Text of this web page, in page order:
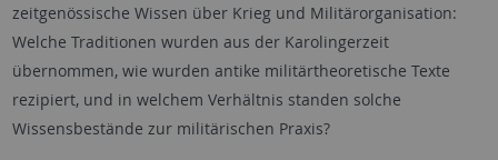
zeitgenössische Wissen über Krieg und Militärorganisation:
Welche Traditionen wurden aus der Karolingerzeit
übernommen, wie wurden antike militärtheoretische Texte
rezipiert, und in welchem Verhältnis standen solche
Wissensbestände zur militärischen Praxis?